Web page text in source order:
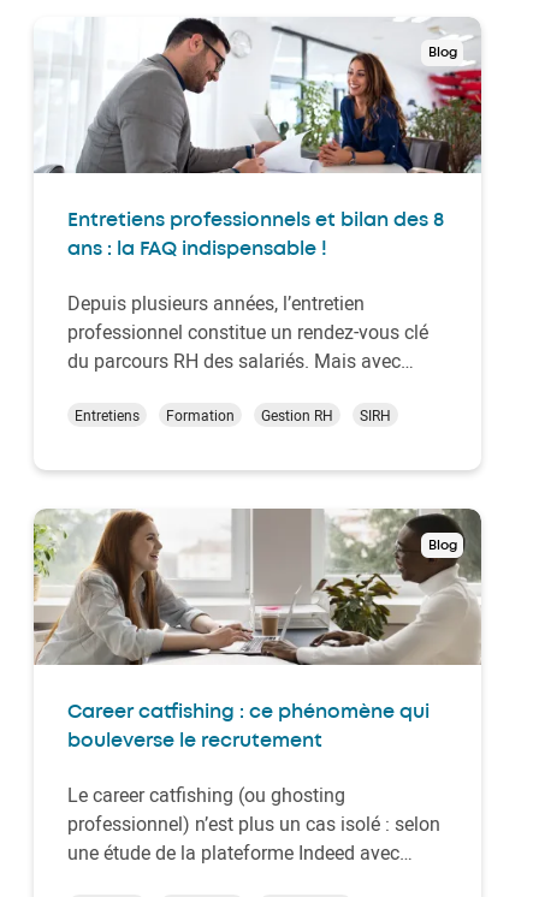
Blog
Entretiens professionnels et bilan des 8
ans : la FAQ indispensable !
Depuis plusieurs années, l’entretien
professionnel constitue un rendez-vous clé
du parcours RH des salariés. Mais avec
dispositif évolue en profondeur : nouveau
philosophie ! Et cette année, l’entretien
professionnel tel qu…
Entretiens Formation Gestion RH SIRH
Blog
Career catfishing : ce phénomène qui
bouleverse le recrutement
Le career catfishing (ou ghosting
professionnel) n’est plus un cas isolé : selon
une étude de la plateforme Indeed avec